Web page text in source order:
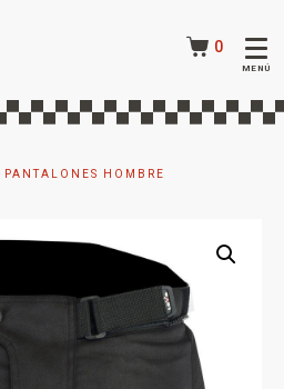
0
PANTALONES HOMBRE